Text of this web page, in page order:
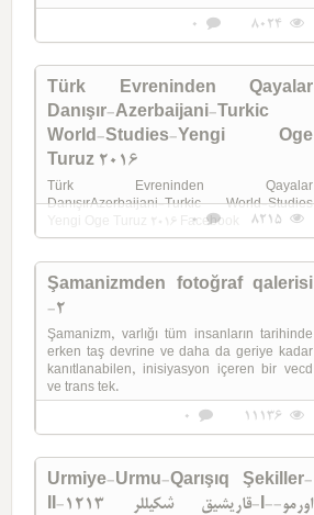
8024
0
Türk Evreninden Qayalar
Danışır-Azerbaijani-Turkic
World-Studies-Yengi Oge
Turuz 2016
Türk Evreninden Qayalar
DanışırAzerbaijani-Turkic World-Studies
Yengi Oge Turuz 2016 Facebook
8215
0
Şamanizmden fotoğraf qalerisi
-2
Şamanizm, varlığı tüm insanların tarihinde
erken taş devrine ve daha da geriye kadar
kanıtlanabilen, inisiyasyon içeren bir vecd
ve trans tek.
11136
0
Urmiye-Urmu-Qarışıq Şekiller-
II-1213 قاریشیق شکیللر-I-اورمو-